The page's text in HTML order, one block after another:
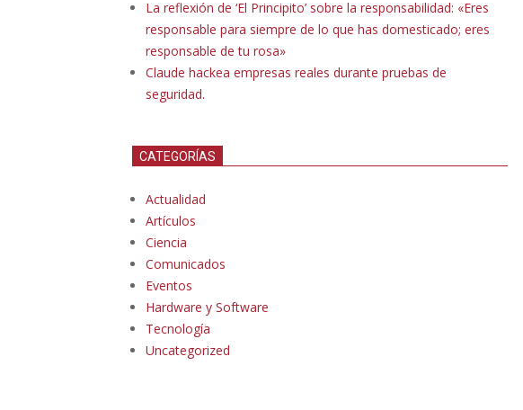
La reflexión de ‘El Principito’ sobre la responsabilidad: «Eres
responsable para siempre de lo que has domesticado; eres
responsable de tu rosa»
Claude hackea empresas reales durante pruebas de
seguridad.
CATEGORÍAS
Actualidad
Artículos
Ciencia
Comunicados
Eventos
Hardware y Software
Tecnología
Uncategorized